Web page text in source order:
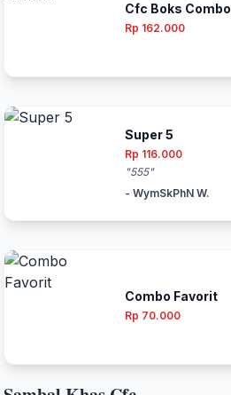
Cfc Boks Combo
Rp 162.000
Super 5
Rp 116.000
"555"
- WymSkPhN W.
Combo Favorit
Rp 70.000